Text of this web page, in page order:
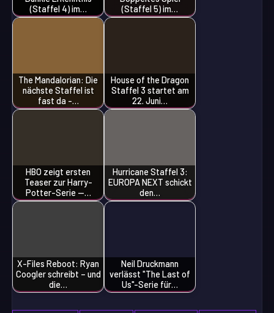
(Staffel 4) im…
(Staffel 5) im…
The Mandalorian: Die
nächste Staffel ist
fast da -…
House of the Dragon
Staffel 3 startet am
22. Juni…
HBO zeigt ersten
Teaser zur Harry-
Potter-Serie —…
Hurricane Staffel 3:
EUROPA NEXT schickt
den…
X-Files Reboot: Ryan
Coogler schreibt – und
die…
Neil Druckmann
verlässt "The Last of
Us"-Serie für…